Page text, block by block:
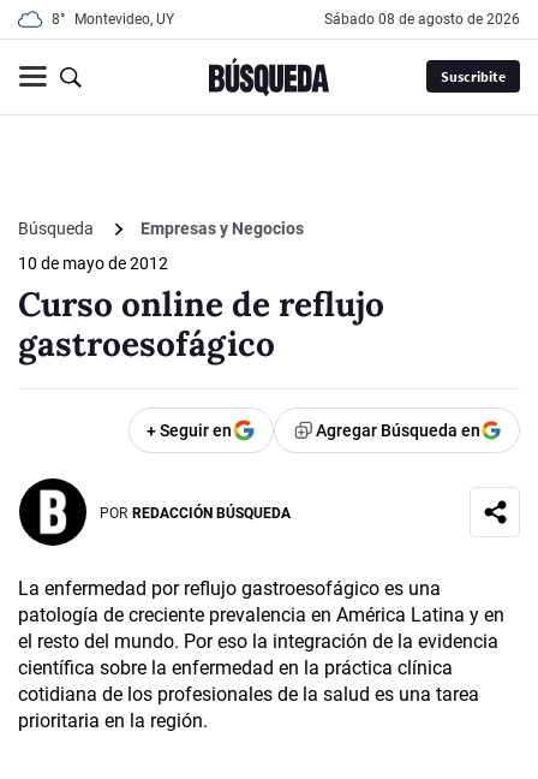
8° Montevideo, UY sábado 08 de agosto de 2026
Suscribite
Búsqueda
Empresas y Negocios
10 de mayo de 2012
Curso online de reflujo
gastroesofágico
+ Seguir en Agregar Búsqueda en
POR REDACCIÓN BÚSQUEDA
La enfermedad por reflujo gastroesofágico es una
patología de creciente prevalencia en América Latina y en
el resto del mundo. Por eso la integración de la evidencia
científica sobre la enfermedad en la práctica clínica
cotidiana de los profesionales de la salud es una tarea
prioritaria en la región.